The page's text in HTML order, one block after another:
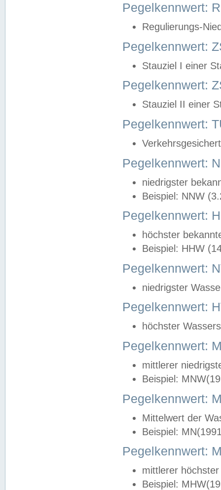
Pegelkennwert:
Regulierungs-
Pegelkennwert:
Stauziel I einer
Pegelkennwert:
Stauziel II einer
Pegelkennwert:
Pegelkennwert:
niedrigster
Beispiel: NNW
Pegelkennwert:
höchster
Beispiel: HHW
Pegelkennwert:
niedrigster
Pegelkennwert:
höchster
Pegelkennwert:
mittlerer
Beispiel:
Pegelkennwert:
Mittelwert der
Beispiel:
Pegelkennwert:
mittlerer
Beispiel: